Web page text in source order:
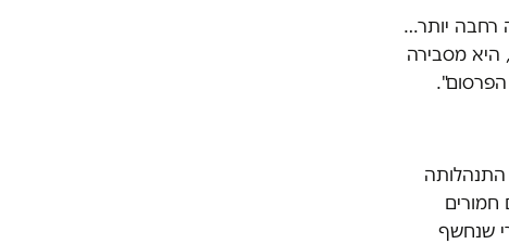
1 שמא מעלה שאלה רחבה יותר…
מאוד, היא מסבירה
התנהלותה
חמורים
שנחשף